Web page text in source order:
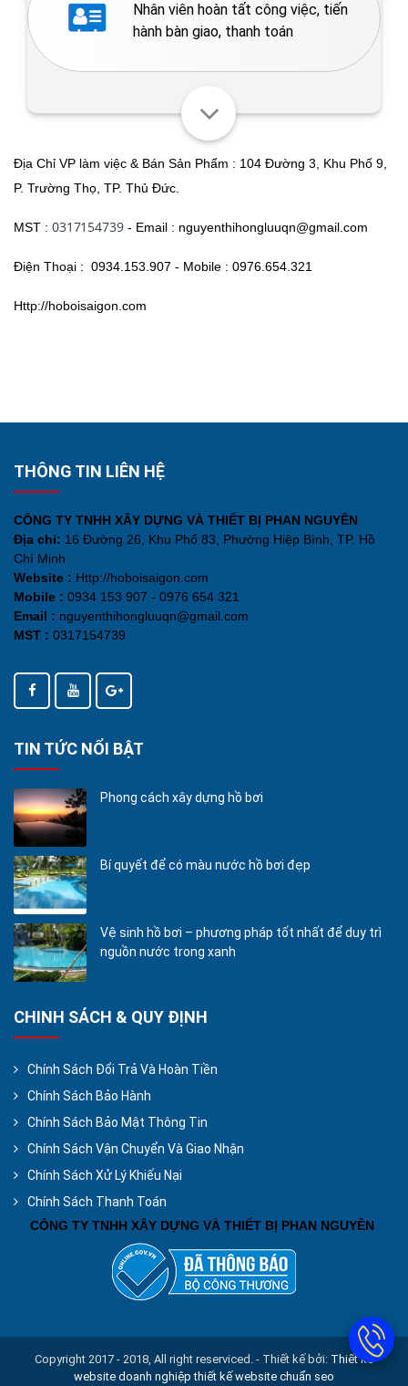
Nhân viên hoàn tất công việc, tiến
hành bàn giao, thanh toán
Địa Chỉ VP làm việc & Bán Sản Phẩm : 104 Đường 3, Khu Phố 9,
P. Trường Thọ, TP. Thủ Đức.
MST : 0317154739- Email : nguyenthihongluuqn@gmail.com
Điện Thoại : 0934.153.907 - Mobile : 0976.654.321
Http://hoboisaigon.com
THÔNG TIN LIÊN HỆ
CÔNG TY TNHH XÂY DỰNG VÀ THIẾT BỊ PHAN NGUYÊN
Địa chỉ: 16 Đường 26, Khu Phố 83, Phường Hiệp Bình, TP. Hồ
Chí Minh
Website : Http://hoboisaigon.com
Mobile : 0934 153 907 - 0976 654 321
Email : nguyenthihongluuqn@gmail.com
MST : 0317154739
TIN TỨC NỔI BẬT
Phong cách xây dựng hồ bơi
Bí quyết để có màu nước hồ bơi đẹp
Vệ sinh hồ bơi – phương pháp tốt nhất để duy trì
nguồn nước trong xanh
CHINH SÁCH & QUY ĐỊNH
Chính Sách Đổi Trả Và Hoàn Tiền
Chính Sách Bảo Hành
Chính Sách Bảo Mật Thông Tin
Chính Sách Vận Chuyển Và Giao Nhận
Chính Sách Xử Lý Khiếu Nại
Chính Sách Thanh Toán
CÔNG TY TNHH XÂY DỰNG VÀ THIẾT BỊ PHAN NGUYÊN
Copyright 2017 - 2018, All right reserviced. - Thiết kế bởi: Thiết kế
website doanh nghiệp thiết kế website chuẩn seo